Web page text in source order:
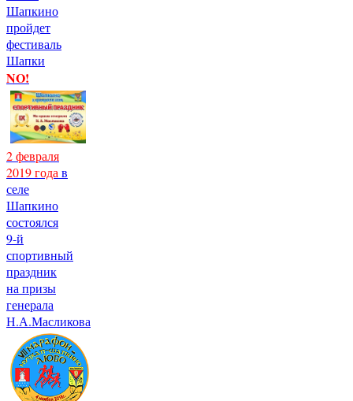
Шапкино
пройдет
фестиваль
Шапки
NO!
2 февраля
2019 года в
селе
Шапкино
состоялся
9-й
спортивный
праздник
на призы
генерала
Н.А.Масликова